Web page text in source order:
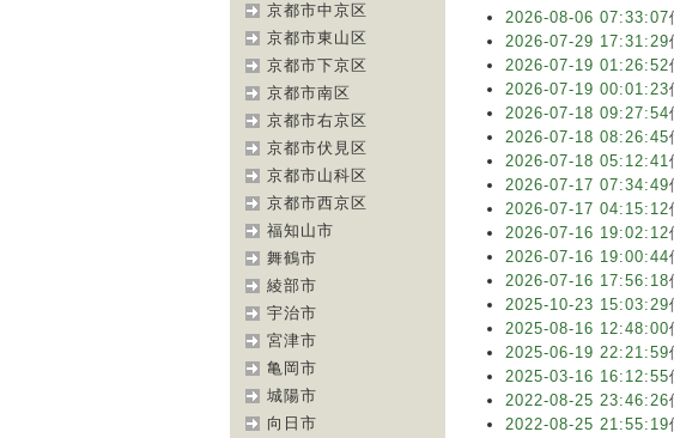
京都市中京区
京都市東山区
京都市下京区
京都市南区
京都市右京区
京都市伏見区
京都市山科区
京都市西京区
福知山市
舞鶴市
綾部市
宇治市
宮津市
亀岡市
城陽市
向日市
2026-08-06 07:33:07
2026-07-29 17:31:29
2026-07-19 01:26:52
2026-07-19 00:01:23
2026-07-18 09:27:54
2026-07-18 08:26:45
2026-07-18 05:12:41
2026-07-17 07:34:49
2026-07-17 04:15:12
2026-07-16 19:02:12
2026-07-16 19:00:44
2026-07-16 17:56:18
2025-10-23 15:03:29
2025-08-16 12:48:00
2025-06-19 22:21:59
2025-03-16 16:12:55
2022-08-25 23:46:26
2022-08-25 21:55:19